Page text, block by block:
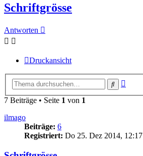
Schriftgrösse
Antworten
Druckansicht
Suche
7 Beiträge • Seite 1 von 1
ilmago
Beiträge: 6
Registriert: Do 25. Dez 2014, 12:17